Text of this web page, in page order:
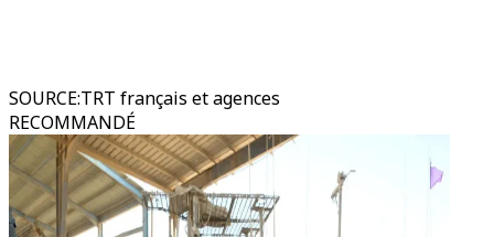
SOURCE:TRT français et agences
RECOMMANDÉ